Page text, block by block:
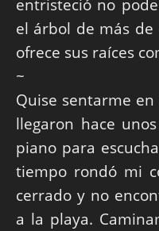
entristeció no
el árbol de más de
ofrece sus raíces
~
Quise sentarme
llegaron hace
piano para
tiempo rondó mi
cerrado y no
a la playa.